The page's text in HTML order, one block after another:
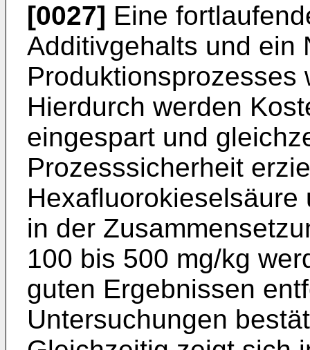
[0027] Eine
Additivgehalts und ein
Produktionsprozesses
Hierdurch werden
eingespart und
Prozesssicherheit
Hexafluorokieselsäure
in der
100 bis 500 mg/kg
guten Ergebnissen
Untersuchungen